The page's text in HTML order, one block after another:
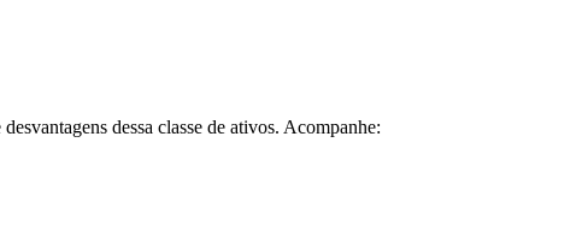
dessa classe de ativos. Acompanhe: